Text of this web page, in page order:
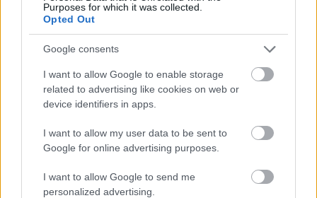
Purposes for which it was collected.
Opted Out
Google consents
I want to allow Google to enable storage
related to advertising like cookies on web or
device identifiers in apps.
I want to allow my user data to be sent to
Google for online advertising purposes.
I want to allow Google to send me
personalized advertising.
tetőcserép
Tetőépítés -és felújítás? Legyen tudatos a
költségtervezésben!